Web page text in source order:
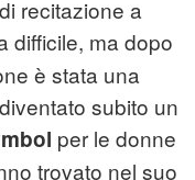
recitazione a
difficile, ma dopo
è stata una
subito un
per le donne
trovato nel suo